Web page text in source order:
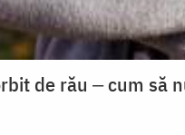
de rău ‒ cum să